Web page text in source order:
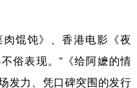
馄饨》、香港电影《夜
俗表现。“《给阿嬷的情
发力、凭口碑突围的发行